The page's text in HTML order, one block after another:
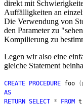
direkt mit
Auffälligkeiten an
Die Verwendung von
den Parameter zu
Kompilierung zu
Legen wir also eine
gleiche Statement
CREATE PROCEDURE foo (
AS
RETURN SELECT * FROM t